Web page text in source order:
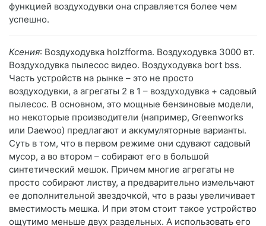
функцией воздуходувки она справляется более чем
успешно.
Ксения: Воздуходувка holzfforma. Воздуходувка 3000 вт.
Воздуходувка пылесос видео. Воздуходувка bort bss.
Часть устройств на рынке – это не просто
воздуходувки, а агрегаты 2 в 1 – воздуходувка + садовый
пылесос. В основном, это мощные бензиновые модели,
но некоторые производители (например, Greenworks
или Daewoo) предлагают и аккумуляторные варианты.
Суть в том, что в первом режиме они сдувают садовый
мусор, а во втором – собирают его в большой
синтетический мешок. Причем многие агрегаты не
просто собирают листву, а предварительно измельчают
ее дополнительной звездочкой, что в разы увеличивает
вместимость мешка. И при этом стоит такое устройство
ощутимо меньше двух раздельных. А использовать его